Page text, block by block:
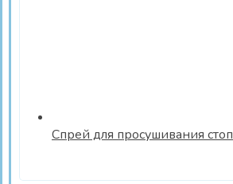
Спрей для просушивания стоп